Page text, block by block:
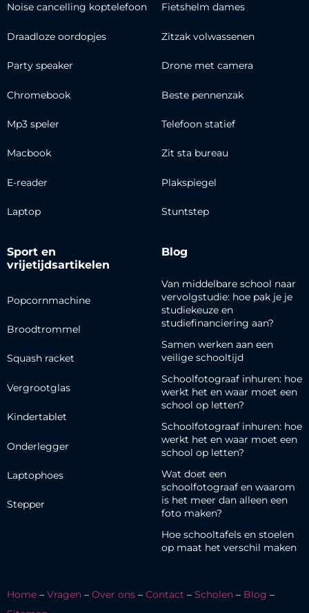
Noise cancelling koptelefoon
Draadloze oordopjes
Party speaker
Chromebook
Mp3 speler
Macbook
E-reader
Laptop
Fietshelm dames
Zitzak volwassenen
Drone met camera
Beste pennenzak
Telefoon statief
Zit sta bureau
Plakspiegel
Stuntstep
Sport en
vrijetijdsartikelen
Popcornmachine
Broodtrommel
Squash racket
Vergrootglas
Kindertablet
Onderlegger
Laptophoes
Stepper
Blog
Van middelbare school naar
vervolgstudie: hoe pak je je
studiekeuze en
studiefinanciering aan?
Samen werken aan een
veilige schooltijd
Schoolfotograaf inhuren: hoe
werkt het en waar moet een
school op letten?
Schoolfotograaf inhuren: hoe
werkt het en waar moet een
school op letten?
Wat doet een
schoolfotograaf en waarom
is het meer dan alleen een
foto maken?
Hoe schooltafels en stoelen
op maat het verschil maken
Home – Vragen – Over ons – Contact – Scholen – Blog –